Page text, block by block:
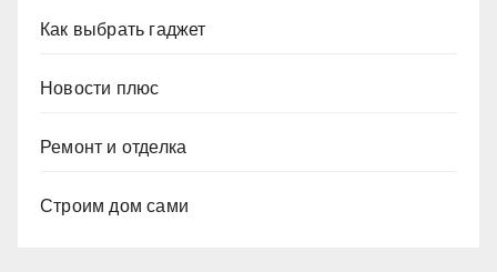
Как выбрать гаджет
Новости плюс
Ремонт и отделка
Строим дом сами